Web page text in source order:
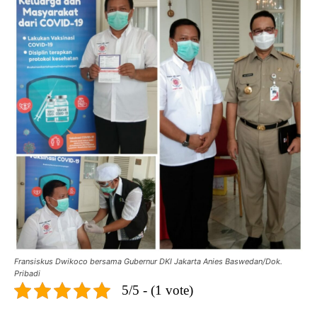
Fransiskus Dwikoco bersama Gubernur DKI Jakarta Anies Baswedan/Dok.
Pribadi
5/5 - (1 vote)